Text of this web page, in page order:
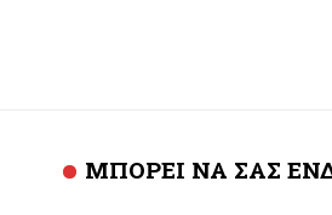
ΜΠΟΡΕΙ ΝΑ ΣΑΣ